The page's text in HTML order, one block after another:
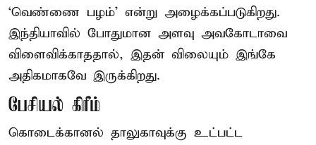
‘வெண்ணை பழம்’ என்று அழைக்கப்படுகிறது.
இந்தியாவில் போதுமான அளவு அவகோடாவை
விளைவிக்காததால், இதன் விலையும் இங்கே
அதிகமாகவே இருக்கிறது.
பேசியல் கிரீம்
கொடைக்கானல் தாலுகாவுக்கு உட்பட்ட